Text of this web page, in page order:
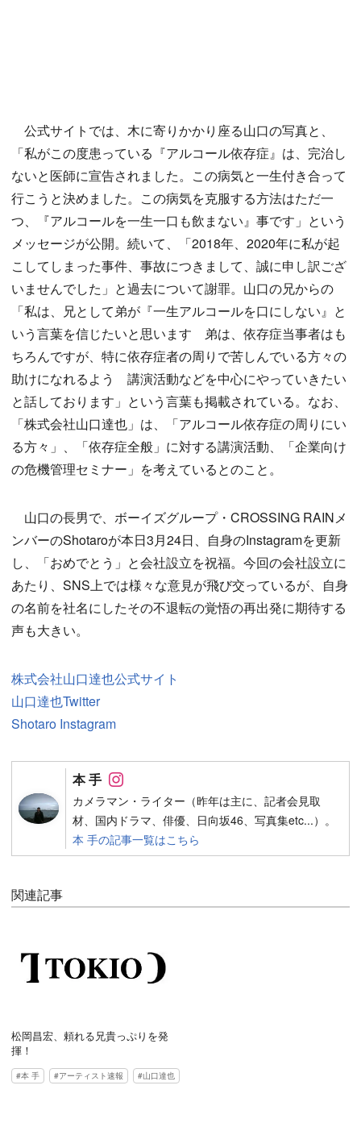
公式サイトでは、木に寄りかかり座る山口の写真と、
「私がこの度患っている『アルコール依存症』は、完治し
ないと医師に宣告されました。この病気と一生付き合って
行こうと決めました。この病気を克服する方法はただ一
つ、『アルコールを一生一口も飲まない』事です」という
メッセージが公開。続いて、「2018年、2020年に私が起
こしてしまった事件、事故につきまして、誠に申し訳ござ
いませんでした」と過去について謝罪。山口の兄からの
「私は、兄として弟が『一生アルコールを口にしない』と
いう言葉を信じたいと思います 弟は、依存症当事者はも
ちろんですが、特に依存症者の周りで苦しんでいる方々の
助けになれるよう 講演活動などを中心にやっていきたい
と話しております」という言葉も掲載されている。なお、
「株式会社山口達也」は、「アルコール依存症の周りにい
る方々」、「依存症全般」に対する講演活動、「企業向け
の危機管理セミナー」を考えているとのこと。
山口の長男で、ボーイズグループ・CROSSING RAINメ
ンバーのShotaroが本日3月24日、自身のInstagramを更新
し、「おめでとう」と会社設立を祝福。今回の会社設立に
あたり、SNS上では様々な意見が飛び交っているが、自身
の名前を社名にしたその不退転の覚悟の再出発に期待する
声も大きい。
株式会社山口達也公式サイト
山口達也Twitter
Shotaro Instagram
本 手
カメラマン・ライター（昨年は主に、記者会見取
材、国内ドラマ、俳優、日向坂46、写真集etc...）。
本 手の記事一覧はこちら
関連記事
松岡昌宏、頼れる兄貴っぷりを発
揮！
本 手 アーティスト速報 山口達也